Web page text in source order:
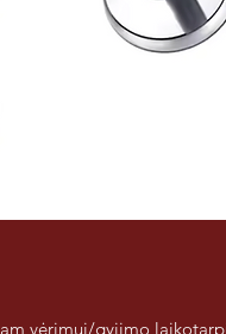
vėrimui/gyjimo